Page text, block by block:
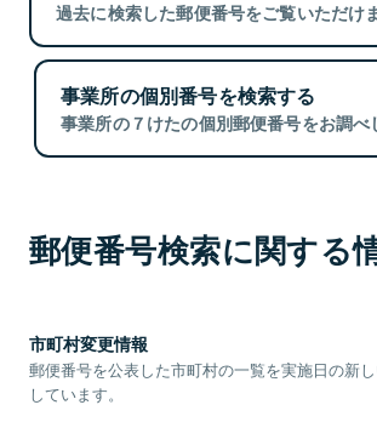
過去に検索した郵便番号をご覧いただけ
事業所の個別番号を検索する
事業所の７けたの個別郵便番号をお調べ
郵便番号検索に関する
市町村変更情報
郵便番号を公表した市町村の一覧を実施日の新
しています。